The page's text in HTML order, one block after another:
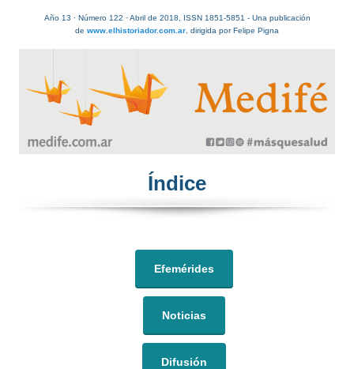
Año 13 · Número 122 · Abril de 2018, ISSN 1851-5851 - Una publicación
de www.elhistoriador.com.ar , dirigida por Felipe Pigna
Índice​
Efemérides
Noticias
Difusión